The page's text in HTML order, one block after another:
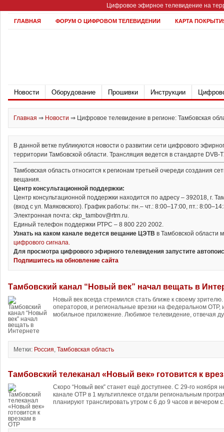
Цифровое эфирное телевидение на
ГЛАВНАЯ ФОРУМ О ЦИФРОВОМ ТЕЛЕВИДЕНИИ КАРТА
Новости Оборудование Прошивки Инструкции
Главная ⇒ Новости ⇒ Цифровое телевидение в регионе: Тамбовская
В данной ветке публикуются новости о развитии сети цифрового
территории Тамбовской области. Трансляция ведется в стандарте DVB-
Тамбовская область относится к регионам третьей очереди создания
вещания.
Центр консультационной поддержки:
Центр консультационной поддержки находится по адресу – 392018, г.
(вход с ул. Маяковского). График работы: пн.– чт.: 8:00–17:00, пт.:
Электронная почта: ckp_tambov@rtrn.ru.
Единый телефон поддержки РТРС – 8 800 220 2002.
Узнать на каком канале ведется вещание ЦЭТВ в Тамбовской области
цифрового сигнала.
Для просмотра цифрового эфирного телевидения запустите
Подпишитесь на обновление сайта
Тамбовский канал “Новый век” начал вещать в
Новый век всегда стремился стать ближе к своему
операторов, и региональные врезки на федеральном ОТР,
мобильное приложение. Любимое телевидение, отвечая
Метки: Россия, Тамбовская область
Тамбовский телеканал «Новый век» готовится к
Скоро “Новый век” станет ещё доступнее. С 29-го ноября
канале ОТР в 1 мультиплексе отдали региональным
планируют транслировать утром с 6 до 9 часов и вечером